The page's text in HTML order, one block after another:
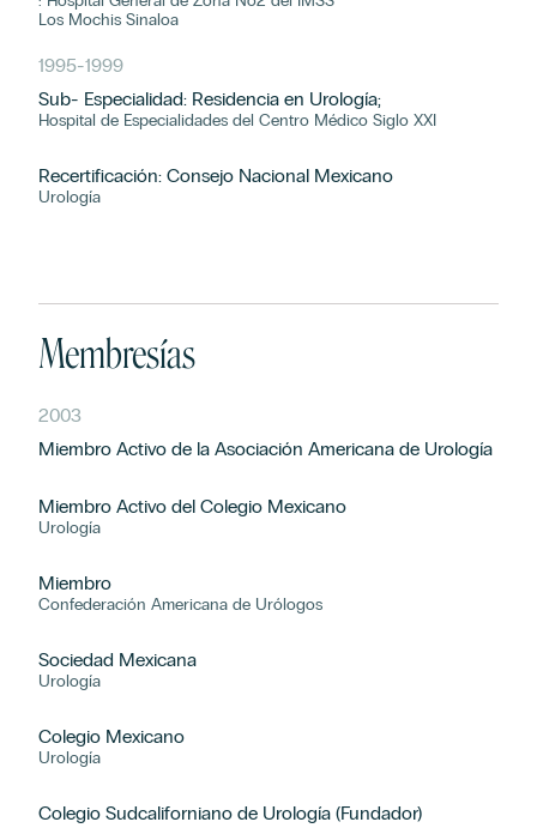
Los Mochis Sinaloa
1995-1999
Sub- Especialidad: Residencia en Urología;
Hospital de Especialidades del Centro Médico Siglo XXI
Recertificación: Consejo Nacional Mexicano
Urología
Membresías
2003
Miembro Activo de la Asociación Americana de Urología
Miembro Activo del Colegio Mexicano
Urología
Miembro
Confederación Americana de Urólogos
Sociedad Mexicana
Urología
Colegio Mexicano
Urología
Colegio Sudcaliforniano de Urología (Fundador)